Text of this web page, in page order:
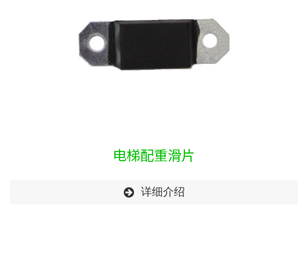
电梯配重滑片
详细介绍